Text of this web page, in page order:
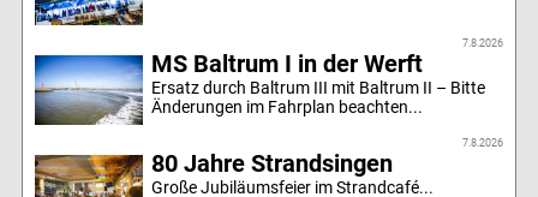
7.8.2026
MS Baltrum I in der Werft
Ersatz durch Baltrum III mit Baltrum II – Bitte
Änderungen im Fahrplan beachten...
7.8.2026
80 Jahre Strandsingen
Große Jubiläumsfeier im Strandcafé...